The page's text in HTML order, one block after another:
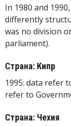
In 1980 and
differently
was no division
parliament).
Страна: Кипр
1995: data refer
refer to
Страна: Чехия